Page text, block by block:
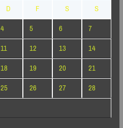
D F S
S
4 5 6
7
11 12 13
14
18 19 20
21
25 26 27
28